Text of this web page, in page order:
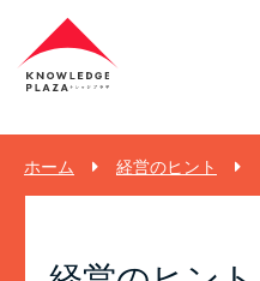
ホーム 経営のヒント